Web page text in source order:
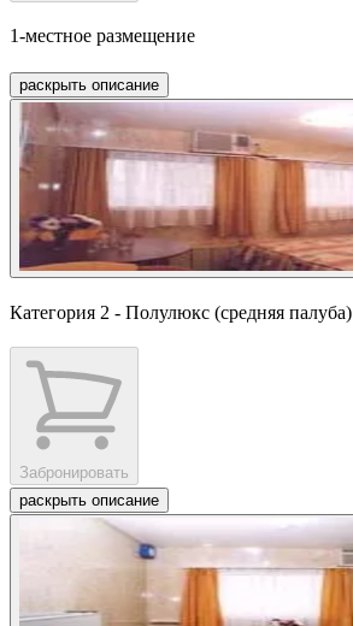
1-местное размещение
раскрыть описание
Категория 2 - Полулюкс (средняя палуба)
Забронировать
раскрыть описание